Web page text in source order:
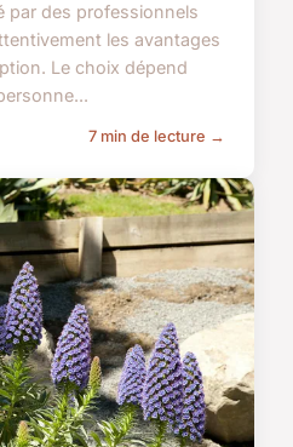
par des professionnels
les avantages
Le choix dépend
7 min de lecture →